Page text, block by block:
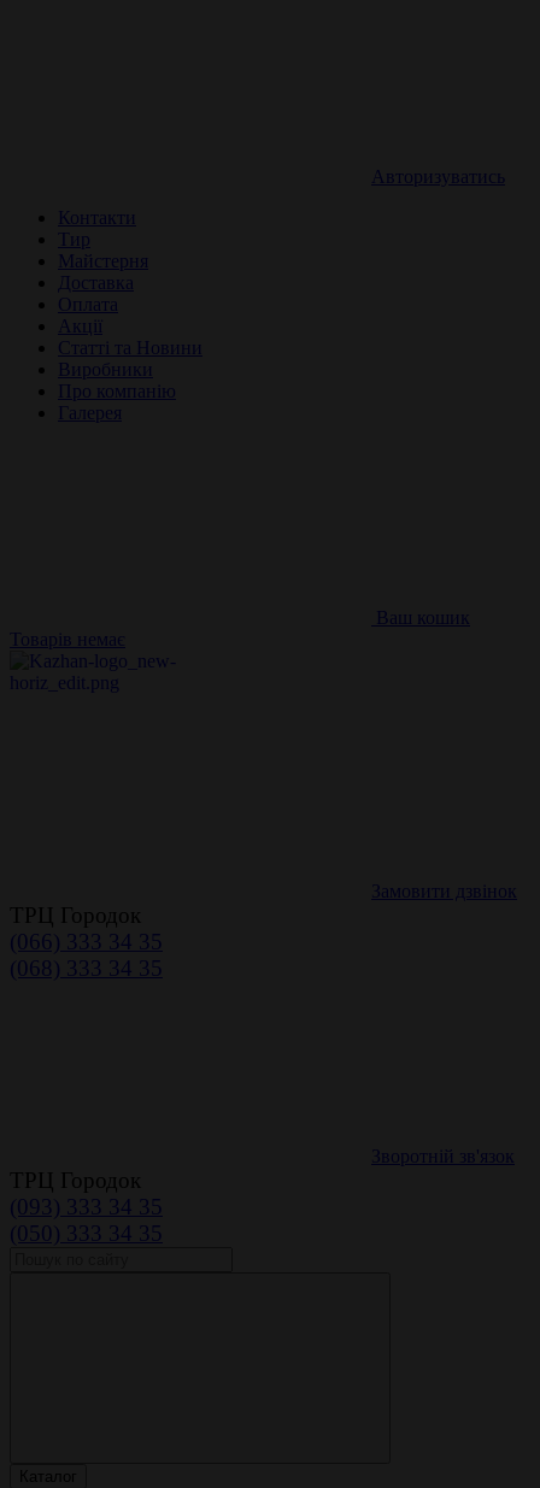
Авторизуватись
Контакти
Тир
Майстерня
Доставка
Оплата
Акції
Статті та Новини
Виробники
Про компанію
Галерея
Ваш кошик
Товарів немає
Замовити дзвінок
ТРЦ Городок
(066) 333 34 35
(068) 333 34 35
Зворотній зв'язок
ТРЦ Городок
(093) 333 34 35
(050) 333 34 35
Каталог